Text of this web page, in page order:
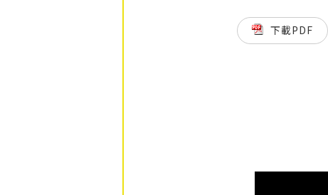
下載PDF